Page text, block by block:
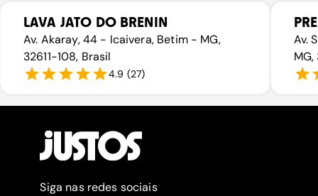
LAVA JATO DO BRENIN
Av. Akaray, 44 - Icaivera, Betim - MG,
32611-108, Brasil
4.9 (27)
Av.
Siga nas redes sociais